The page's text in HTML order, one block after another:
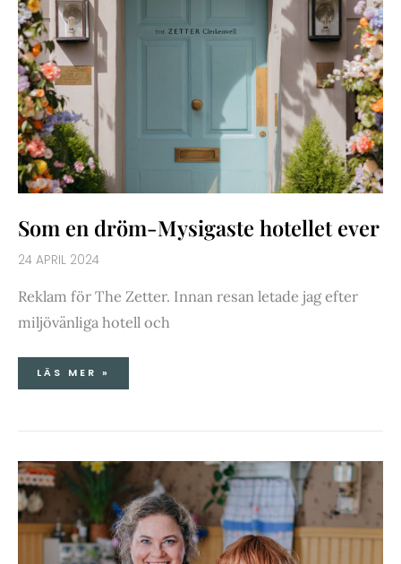
Som en dröm-Mysigaste hotellet ever
24 APRIL 2024
Reklam för The Zetter. Innan resan letade jag efter
miljövänliga hotell och
LÄS MER »
PÅSKLIVE
2024
FRÅN
CLARAS
KÖK